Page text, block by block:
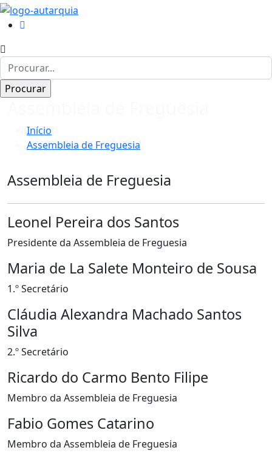
Início
Assembleia de Freguesia
Assembleia de Freguesia
Leonel Pereira dos Santos
Presidente da Assembleia de Freguesia
Maria de La Salete Monteiro de Sousa
1.º Secretário
Cláudia Alexandra Machado Santos
Silva
2.º Secretário
Ricardo do Carmo Bento Filipe
Membro da Assembleia de Freguesia
Fabio Gomes Catarino
Membro da Assembleia de Freguesia